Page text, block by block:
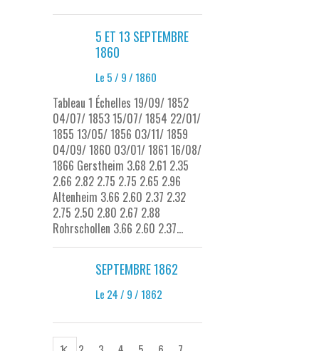
5 ET 13 SEPTEMBRE
1860
Le 5 / 9 / 1860
Tableau 1 Échelles 19/09/ 1852
04/07/ 1853 15/07/ 1854 22/01/
1855 13/05/ 1856 03/11/ 1859
04/09/ 1860 03/01/ 1861 16/08/
1866 Gerstheim 3.68 2.61 2.35
2.66 2.82 2.75 2.75 2.65 2.96
Altenheim 3.66 2.60 2.37 2.32
2.75 2.50 2.80 2.67 2.88
Rohrschollen 3.66 2.60 2.37...
SEPTEMBRE 1862
Le 24 / 9 / 1862